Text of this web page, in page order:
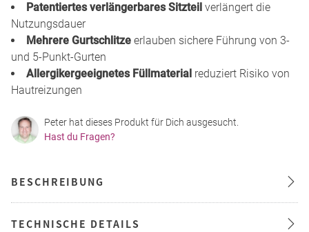
Patentiertes verlängerbares Sitzteil verlängert die
Nutzungsdauer
Mehrere Gurtschlitze erlauben sichere Führung von 3-
und 5-Punkt-Gurten
Allergikergeeignetes Füllmaterial reduziert Risiko von
Hautreizungen
Peter hat dieses Produkt für Dich ausgesucht.
Hast du Fragen?
BESCHREIBUNG
TECHNISCHE DETAILS